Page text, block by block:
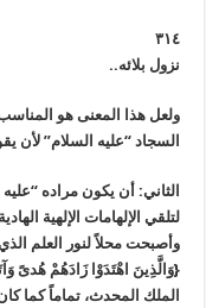
٣١٤
نزول بلائه..
ولعل هذا المعنى هو المناسب
السجاد “عليه السلام” لأن
الثاني: أن يكون مراده
لتلقي الإلهامات الإلهية
وأصبحت محلاً لنور العلم
الملك المحدث، تماماً كما